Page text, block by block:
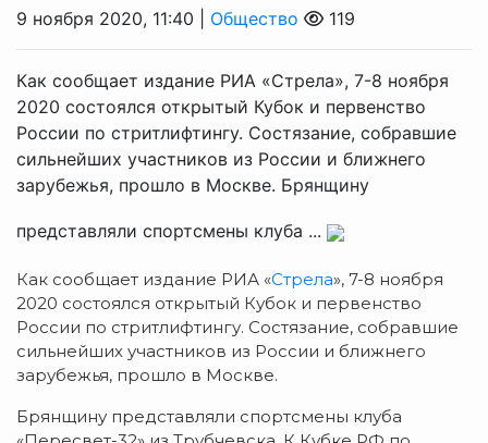
9 ноября 2020, 11:40 | Общество 119
Как сообщает издание РИА «Стрела», 7-8 ноября
2020 состоялся открытый Кубок и первенство
России по стритлифтингу. Состязание, собравшие
сильнейших участников из России и ближнего
зарубежья, прошло в Москве. Брянщину
представляли спортсмены клуба ...
Как сообщает издание РИА «Стрела», 7-8 ноября
2020 состоялся открытый Кубок и первенство
России по стритлифтингу. Состязание, собравшие
сильнейших участников из России и ближнего
зарубежья, прошло в Москве.
Брянщину представляли спортсмены клуба